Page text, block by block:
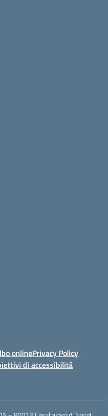
onlinePrivacy Policy
di accessibilità